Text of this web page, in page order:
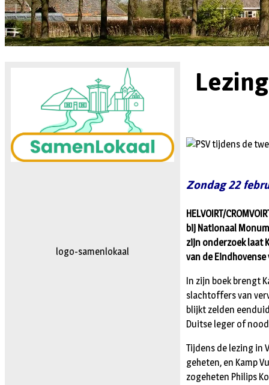
logo-herpten.fw
Zondag 22
HELVOIRT/
bij Nationaal
zijn onderzoek laat
van de
In zijn boek brengt
slachtoffers van
blijkt zelden
Duitse leger of
Tijdens de lezing in
geheten, en Kamp
zogeheten Philips